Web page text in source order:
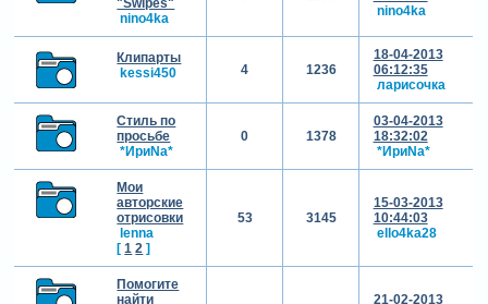
"Swipes"
nino4ka
nino4ka
Клипарты
kessi450
4 1236
18-04-2013
06:12:35
ларисочка
Стиль по
просьбе
*ИриNа*
0 1378
03-04-2013
18:32:02
*ИриNа*
Мои
авторские
отрисовки
lenna
[ 1 2 ]
53 3145
15-03-2013
10:44:03
ello4ka28
Помогите
найти
21-02-2013